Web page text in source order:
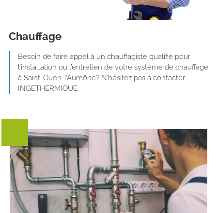
Chauffage
Besoin de faire appel à un chauffagiste qualifié pour
l’installation ou l’entretien de votre système de chauffage
à Saint-Ouen-l’Aumône? N’hésitez pas à contacter
INGETHERMIQUE.